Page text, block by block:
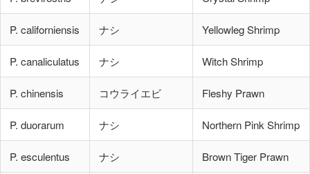
P. californiensis ナシ Yellowleg Shrimp
P. canaliculatus ナシ Witch Shrimp
P. chinensis コウライエビ Fleshy Prawn
P. duorarum ナシ Northern Pink Shrimp
P. esculentus ナシ Brown Tiger Prawn